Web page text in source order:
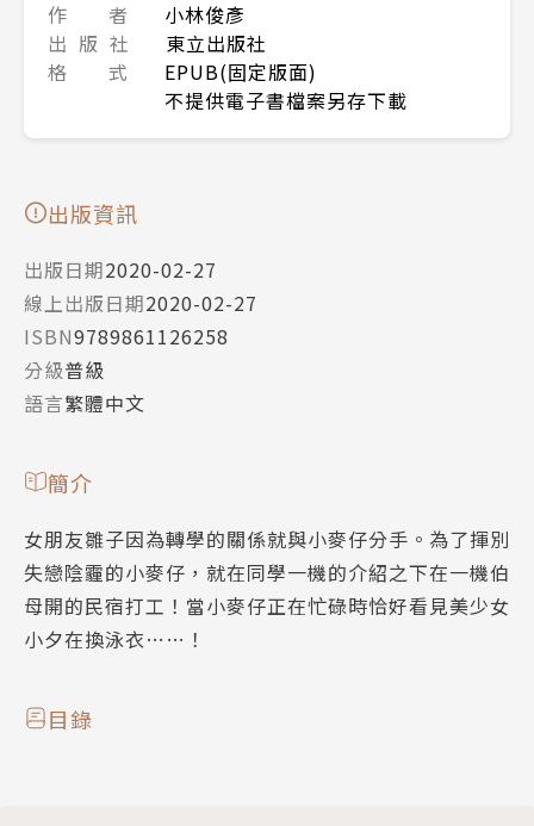
作 者
小林俊彥
出 版 社
東立出版社
格 式
EPUB(固定版面)
不提供電子書檔案另存下載
出版資訊
出版日期2020-02-27
線上出版日期2020-02-27
ISBN9789861126258
分級普級
語言繁體中文
簡介
女朋友雛子因為轉學的關係就與小麥仔分手。為了揮別
失戀陰霾的小麥仔，就在同學一機的介紹之下在一機伯
母開的民宿打工！當小麥仔正在忙碌時恰好看見美少女
小夕在換泳衣……！
目錄